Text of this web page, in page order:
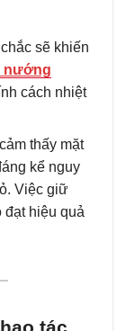
sẽ khiến
nướng
cách nhiệt
thấy mặt
kể nguy
Việc giữ
đạt hiệu quả
tác